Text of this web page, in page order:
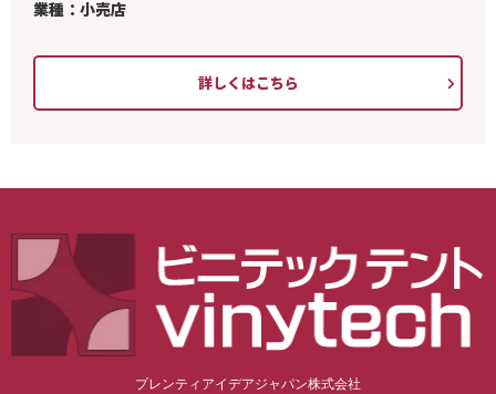
業種：小売店
詳しくはこちら
プレンティアイデアジャパン株式会社